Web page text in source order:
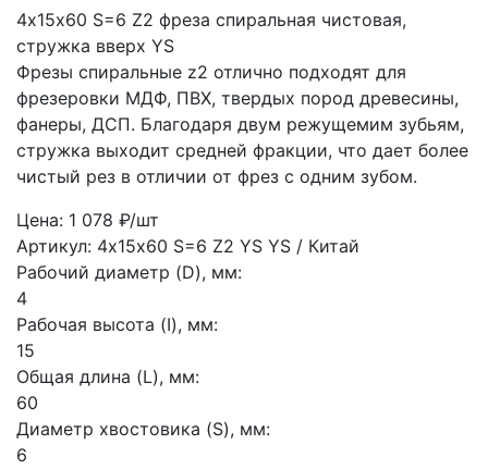
4х15х60 S=6 Z2 фреза спиральная чистовая,
стружка вверх YS
Фрезы спиральные z2 отлично подходят для
фрезеровки МДФ, ПВХ, твердых пород древесины,
фанеры, ДСП. Благодаря двум режущемим зубьям,
стружка выходит средней фракции, что дает более
чистый рез в отличии от фрез с одним зубом.
Цена: 1 078 ₽/шт
Артикул: 4х15х60 S=6 Z2 YS YS / Китай
Рабочий диаметр (D), мм:
4
Рабочая высота (I), мм:
15
Общая длина (L), мм:
60
Диаметр хвостовика (S), мм:
6